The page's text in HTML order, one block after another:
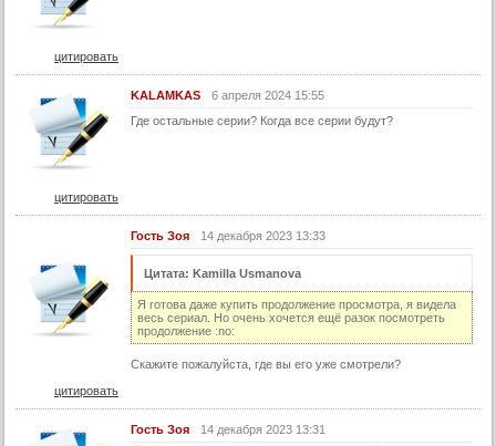
46 серия
47 серия
49 серия
50 серия
52 серия
55 серия
59 серия
цитировать
KALAMKAS
6 апреля 2024 15:55
Где остальные серии? Когда все серии будут?
цитировать
Гость Зоя 14 декабря 2023 13:33
Цитата: Kamilla Usmanova
Я готова даже купить продолжение просмотра, я видела
весь сериал. Но очень хочется ещё разок посмотреть
продолжение :no:
Скажите пожалуйста, где вы его уже смотрели?
цитировать
Гость Зоя
14 декабря 2023 13:31